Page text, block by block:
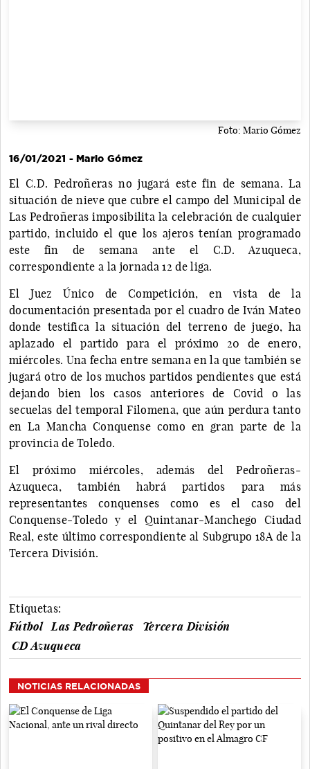
Foto: Mario Gómez
16/01/2021 - Mario Gómez
El C.D. Pedroñeras no jugará este fin de semana. La
situación de nieve que cubre el campo del Municipal de
Las Pedroñeras imposibilita la celebración de cualquier
partido, incluido el que los ajeros tenían programado
este fin de semana ante el C.D. Azuqueca,
correspondiente a la jornada 12 de liga.
El Juez Único de Competición, en vista de la
documentación presentada por el cuadro de Iván Mateo
donde testifica la situación del terreno de juego, ha
aplazado el partido para el próximo 20 de enero,
miércoles. Una fecha entre semana en la que también se
jugará otro de los muchos partidos pendientes que está
dejando bien los casos anteriores de Covid o las
secuelas del temporal Filomena, que aún perdura tanto
en La Mancha Conquense como en gran parte de la
provincia de Toledo.
El próximo miércoles, además del Pedroñeras-
Azuqueca, también habrá partidos para más
representantes conquenses como es el caso del
Conquense-Toledo y el Quintanar-Manchego Ciudad
Real, este último correspondiente al Subgrupo 18A de la
Tercera División.
Etiquetas:
Fútbol
Las Pedroñeras
Tercera División
CD Azuqueca
NOTICIAS RELACIONADAS